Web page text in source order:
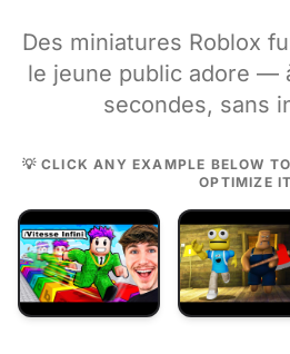
Des miniatures Roblox
le jeune public adore —
secondes, sans
💡 CLICK ANY EXAMPLE BELOW
OPTIMIZE